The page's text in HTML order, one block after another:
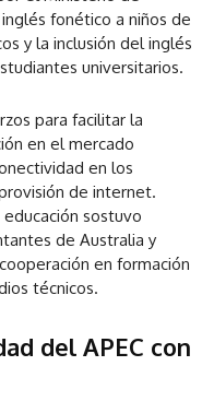
fonético a niños de
y la inclusión del inglés
universitarios.
para facilitar la
en el mercado
en los
de internet.
sostuvo
de Australia y
en formación
técnicos.
del APEC con